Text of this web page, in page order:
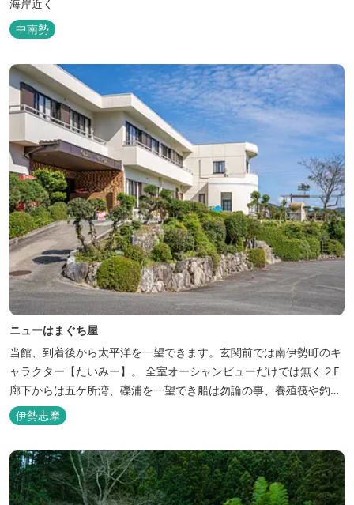
海岸近く
中南勢
ニューはまぐち屋
当館、到着後から太平洋を一望できます。玄関前では南伊勢町のキ
ャラクター【たいみー】。 全室オーシャンビューだけでは無く２F
廊下からは五ケ所湾、礫浦を一望でき船は勿論の事、養殖筏や釣り
堀筏などみる事ができます。 当館一押しのお部屋【大島】からは太
平洋を一望。マグロの養殖筏、夜には漁師さん達の船の光がみえ対
岸には田曽浦の町の光が綺麗に見えます。
伊勢志摩